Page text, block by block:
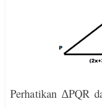
Perhatikan ΔPQR